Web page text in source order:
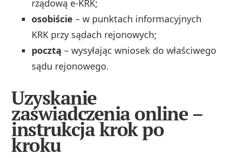
rządową e-KRK;
osobiście – w punktach informacyjnych
KRK przy sądach rejonowych;
pocztą – wysyłając wniosek do właściwego
sądu rejonowego.
Uzyskanie
zaświadczenia online –
instrukcja krok po
kroku